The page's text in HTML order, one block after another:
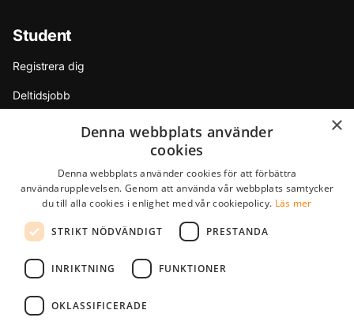
Student
Registrera dig
Deltidsjobb
Tips & råd
F.A.Q.
StudentJob International är ett dotterbolag till YoungCapital • ©
2026 • Alla rättigheter förbehålls •
×
Denna webbplats använder
cookies
Denna webbplats använder cookies för att förbättra
användarupplevelsen. Genom att använda vår webbplats samtycker
du till alla cookies i enlighet med vår cookiepolicy. Läs mer
STRIKT NÖDVÄNDIGT PRESTANDA
INRIKTNING FUNKTIONER
OKLASSIFICERADE